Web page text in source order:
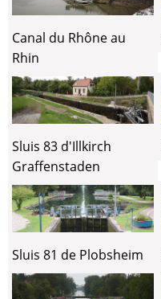
Canal du Rhône au
Rhin
Sluis 83 d'Illkirch
Graffenstaden
Sluis 81 de Plobsheim